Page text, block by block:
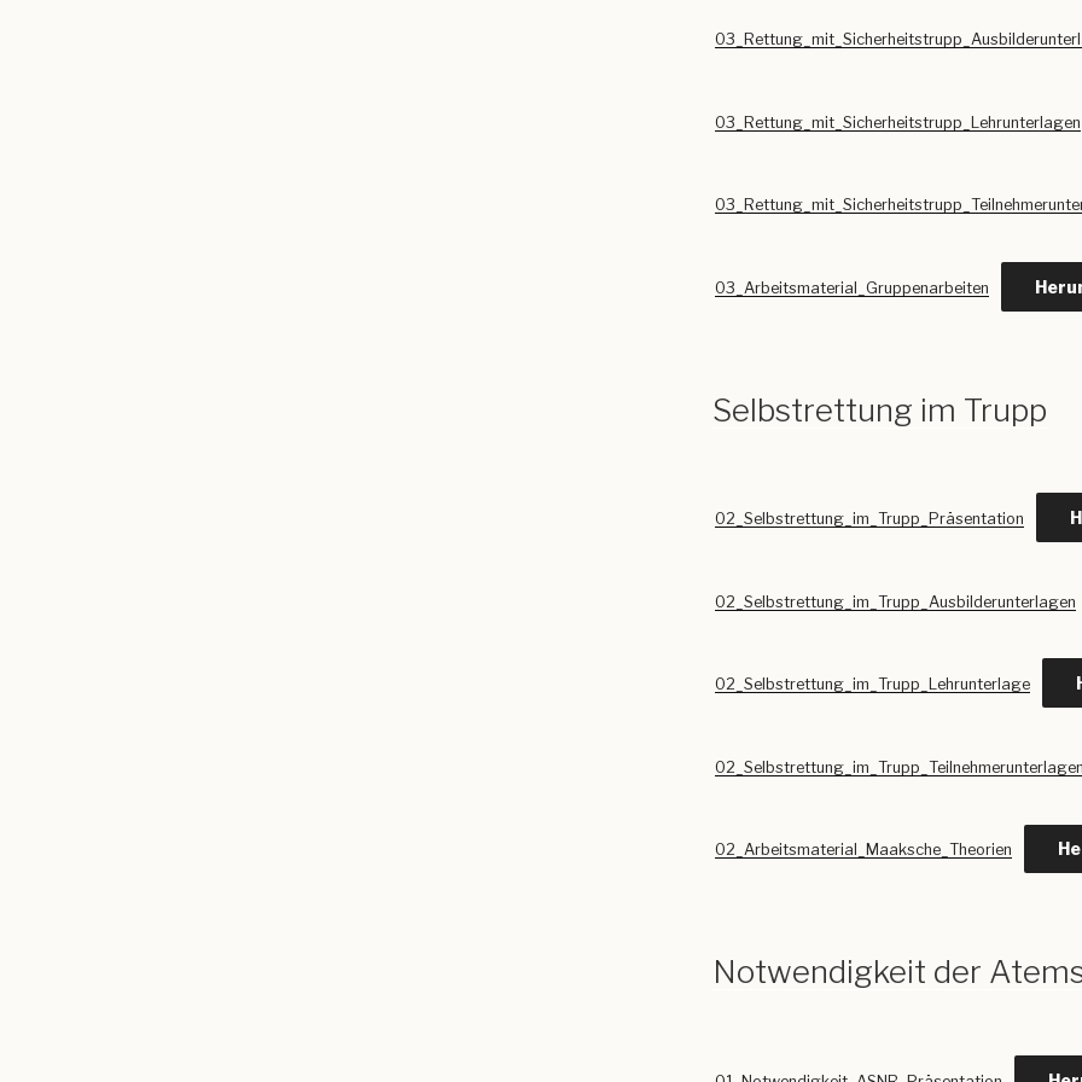
03_Rettung_mit_Sicherheitstrupp_Lehrunterlagen
03_Arbeitsmaterial_Gruppenarbeiten
Selbstrettung im Trupp
02_Selbstrettung_im_Trupp_Präsentation
02_Selbstrettung_im_Trupp_Ausbilderunterlagen
02_Selbstrettung_im_Trupp_Lehrunterlage
02_Arbeitsmaterial_Maaksche_Theorien
Notwendigkeit der